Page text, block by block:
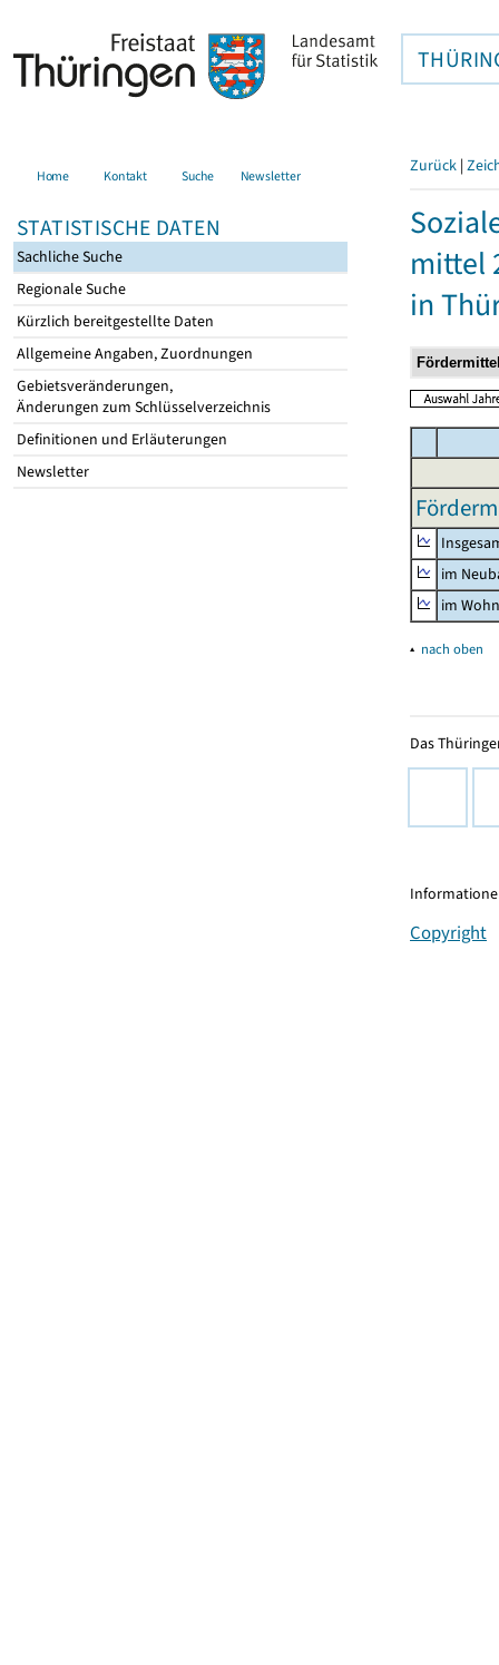
Home Kontakt Suche Newsletter
STATISTISCHE DATEN
Sachliche Suche
Regionale Suche
Kürzlich bereitgestellte Daten
Allgemeine Angaben, Zuordnungen
Gebietsveränderungen,
Änderungen zum Schlüsselverzeichnis
Definitionen und Erläuterungen
Newsletter
Zurück |
mittel
in
im
im
▴ nach oben
Das
Copyright